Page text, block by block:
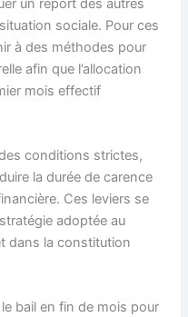
un report des autres
sociale. Pour ces
à des méthodes pour
afin que l’allocation
mois effectif
conditions strictes,
la durée de carence
Ces leviers se
adoptée au
dans la constitution
bail en fin de mois pour